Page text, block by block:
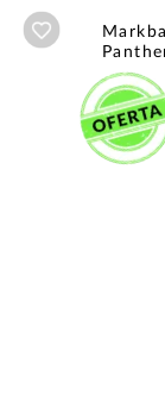
Añadir a